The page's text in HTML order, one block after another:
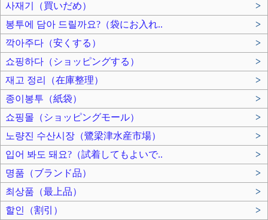
사재기（買いだめ）
>
봉투에 담아 드릴까요?（袋にお入れ..
>
깍아주다（安くする）
>
쇼핑하다（ショッピングする）
>
재고 정리（在庫整理）
>
종이봉투（紙袋）
>
쇼핑몰（ショッピングモール）
>
노량진 수산시장（鷺梁津水産市場）
>
입어 봐도 돼요?（試着してもよいで..
>
명품（ブランド品）
>
최상품（最上品）
>
할인（割引）
>